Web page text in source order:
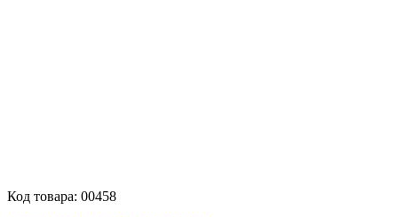
Код товара: 00458